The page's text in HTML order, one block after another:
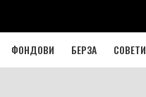
ФОНДОВИ БЕРЗА СОВЕТИ